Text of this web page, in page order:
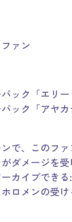
ァン
ック「エリ
ック「アヤ
で、このフ
ダメージを
カイブでき
ロメンの受